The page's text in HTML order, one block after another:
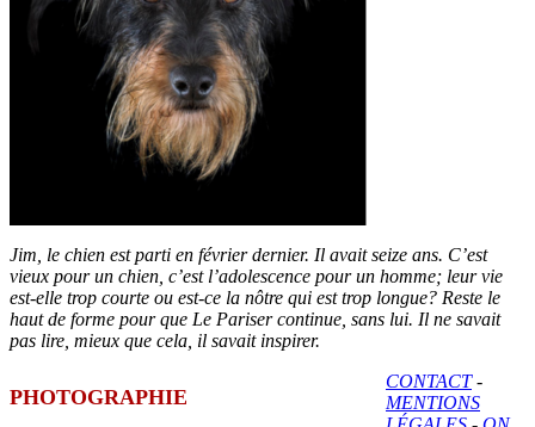
Jim, le chien est parti en février dernier. Il avait seize ans. C’est
vieux pour un chien, c’est l’adolescence pour un homme; leur vie
est-elle trop courte ou est-ce la nôtre qui est trop longue? Reste le
haut de forme pour que Le Pariser continue, sans lui. Il ne savait
pas lire, mieux que cela, il savait inspirer.
PHOTOGRAPHIE
CONTACT-
MENTIONS